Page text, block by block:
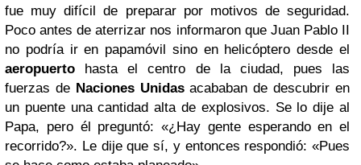
fue muy difícil de preparar por motivos de seguridad.
Poco antes de aterrizar nos informaron que Juan Pablo II
no podría ir en papamóvil sino en helicóptero desde el
aeropuerto hasta el centro de la ciudad, pues las
fuerzas de Naciones Unidasacababan de descubrir en
un puente una cantidad alta de explosivos. Se lo dije al
Papa, pero él preguntó: «¿Hay gente esperando en el
recorrido?». Le dije que sí, y entonces respondió: «Pues